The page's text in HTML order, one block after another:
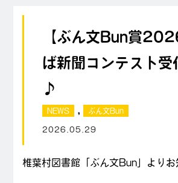
【ぶん文Bun賞
ば新聞コンテスト受
♪
NEWS , ぶん文Bun
2026.05.29
椎葉村図書館「ぶん文Bun」より